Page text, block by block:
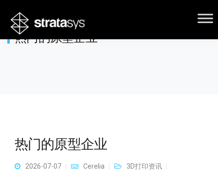
热门的原型企业
热门的原型企业
2026-07-07 Cerelia
3D打印资讯